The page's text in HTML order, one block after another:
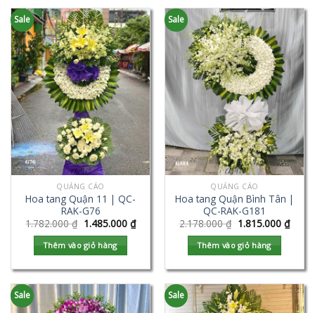
Sale
QUẢNG CÁO
Hoa tang Quận 11 | QC-
RAK-G76
1.782.000₫ 1.485.000 ₫
Thêm vào giỏ hàng
Sale
QUẢNG CÁO
Hoa tang Quận Bình Tân |
QC-RAK-G181
2.178.000₫ 1.815.000 ₫
Thêm vào giỏ hàng
Sale Sale